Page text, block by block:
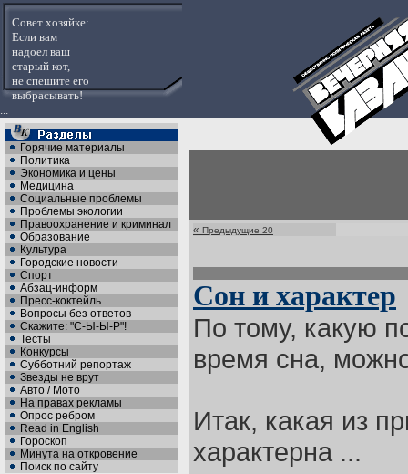
Совет хозяйке:
Если вам
надоел ваш
старый кот,
не спешите его
выбрасывать!
...
Горячие материалы
Политика
Экономика и цены
Медицина
Социальные проблемы
Проблемы экологии
Правоохранение и криминал
Образование
Культура
Городские новости
Спорт
Абзац-информ
Пресс-коктейль
Вопросы без ответов
Скажите: "С-Ы-Ы-Р"!
Тесты
Конкурсы
Субботний репортаж
Звезды не врут
Авто / Мото
На правах рекламы
Опрос ребром
Read in English
Гороскоп
Минута на откровение
Поиск по сайту
« Предыдущие 20
Сон и характер
По тому, какую
время сна,
Итак, какая из
характерна ...